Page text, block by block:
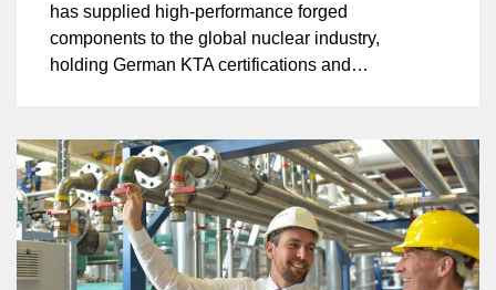
has supplied high-performance forged
components to the global nuclear industry,
holding German KTA certifications and
AD 2000 certifications. Specializing in
pressure vessels and piping systems, KB
Schmiedetechnik provides reliable
solutions for industries like petrochemical,
power generation, pharmaceuticals, and
cryogenics, ensuring strength, safety in